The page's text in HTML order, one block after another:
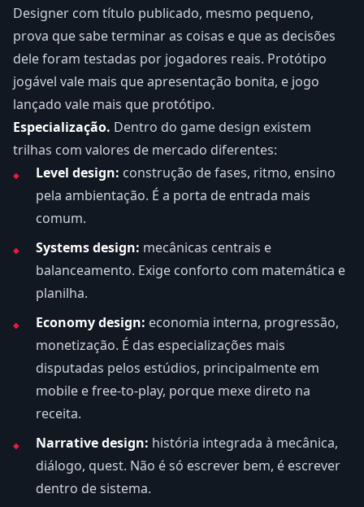
Designer com título publicado, mesmo pequeno,
prova que sabe terminar as coisas e que as decisões
dele foram testadas por jogadores reais. Protótipo
jogável vale mais que apresentação bonita, e jogo
lançado vale mais que protótipo.
Especialização. Dentro do game design existem
trilhas com valores de mercado diferentes:
Level design: construção de fases, ritmo, ensino
pela ambientação. É a porta de entrada mais
comum.
Systems design: mecânicas centrais e
balanceamento. Exige conforto com matemática e
planilha.
Economy design: economia interna, progressão,
monetização. É das especializações mais
disputadas pelos estúdios, principalmente em
mobile e free-to-play, porque mexe direto na
receita.
Narrative design: história integrada à mecânica,
diálogo, quest. Não é só escrever bem, é escrever
dentro de sistema.